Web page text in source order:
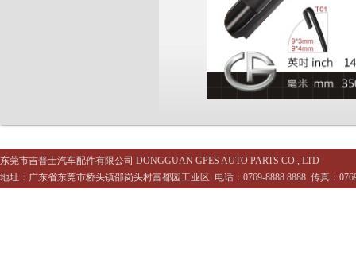
东莞市吉普士汽车配件有限公司 DONGGUAN GPES AUTO PARTS CO., LTD
地址：广东省东莞市桥头镇邵岗头村富都园工业区 电话：0769-8888 8888 传真：